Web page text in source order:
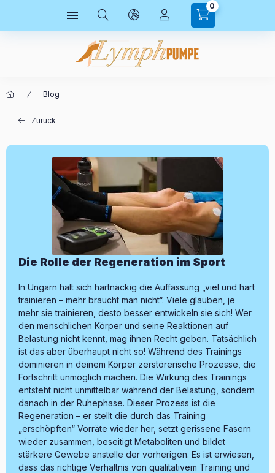
0
Blog
Zurück
Die Rolle der Regeneration im Sport
In Ungarn hält sich hartnäckig die Auffassung „viel und hart
trainieren – mehr braucht man nicht“. Viele glauben, je
mehr sie trainieren, desto besser entwickeln sie sich! Wer
den menschlichen Körper und seine Reaktionen auf
Belastung nicht kennt, mag ihnen Recht geben. Tatsächlich
ist das aber überhaupt nicht so! Während des Trainings
dominieren in deinem Körper zerstörerische Prozesse, die
Fortschritt unmöglich machen. Die Wirkung des Trainings
entsteht nicht unmittelbar während der Belastung, sondern
danach in der Ruhephase. Dieser Prozess ist die
Regeneration – er stellt die durch das Training
„erschöpften“ Vorräte wieder her, setzt gerissene Fasern
wieder zusammen, beseitigt Metaboliten und bildet
stärkere Gewebe anstelle der vorherigen. Es ist erwiesen,
dass das richtige Verhältnis von qualitativem Training und